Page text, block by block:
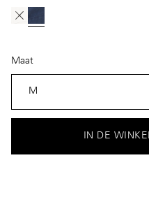
Beige
(Deze optie is momenteel niet
Donkerblauw
Maat
M
IN DE